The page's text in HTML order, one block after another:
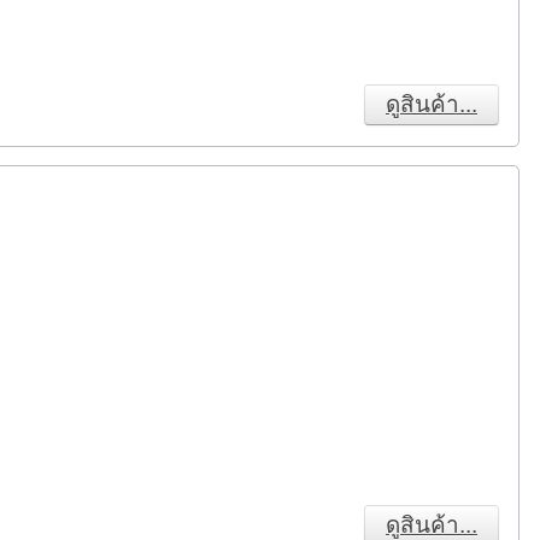
ดูสินค้า...
ดูสินค้า...